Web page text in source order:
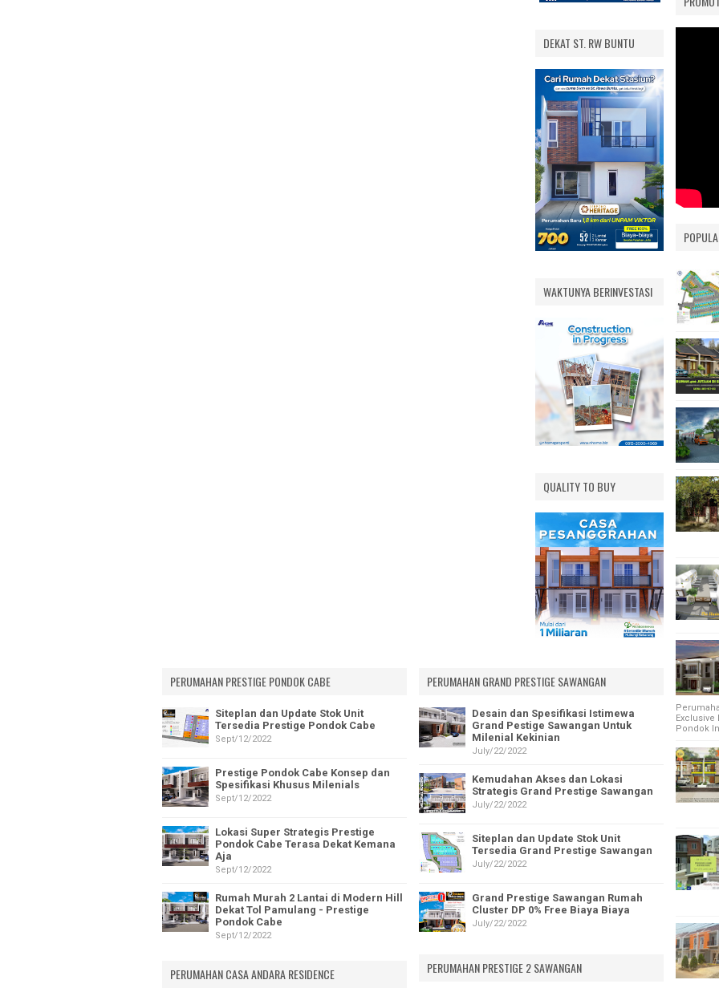
DEKAT ST. RW BUNTU
WAKTUNYA BERINVESTASI
QUALITY TO BUY
PERUMAHAN PRESTIGE PONDOK CABE
Siteplan dan Update Stok Unit
Tersedia Prestige Pondok Cabe
Sept/12/2022
Prestige Pondok Cabe Konsep dan
Spesifikasi Khusus Milenials
Sept/12/2022
Lokasi Super Strategis Prestige
Pondok Cabe Terasa Dekat Kemana
Aja
Sept/12/2022
Rumah Murah 2 Lantai di Modern Hill
Dekat Tol Pamulang - Prestige
Pondok Cabe
Sept/12/2022
PERUMAHAN CASA ANDARA RESIDENCE
PERUMAHAN GRAND PRESTIGE SAWANGAN
Desain dan Spesifikasi Istimewa
Grand Pestige Sawangan Untuk
Milenial Kekinian
July/22/2022
Kemudahan Akses dan Lokasi
Strategis Grand Prestige Sawangan
July/22/2022
Siteplan dan Update Stok Unit
Tersedia Grand Prestige Sawangan
July/22/2022
Grand Prestige Sawangan Rumah
Cluster DP 0% Free Biaya Biaya
July/22/2022
PERUMAHAN PRESTIGE 2 SAWANGAN
Exclusive
Pondok